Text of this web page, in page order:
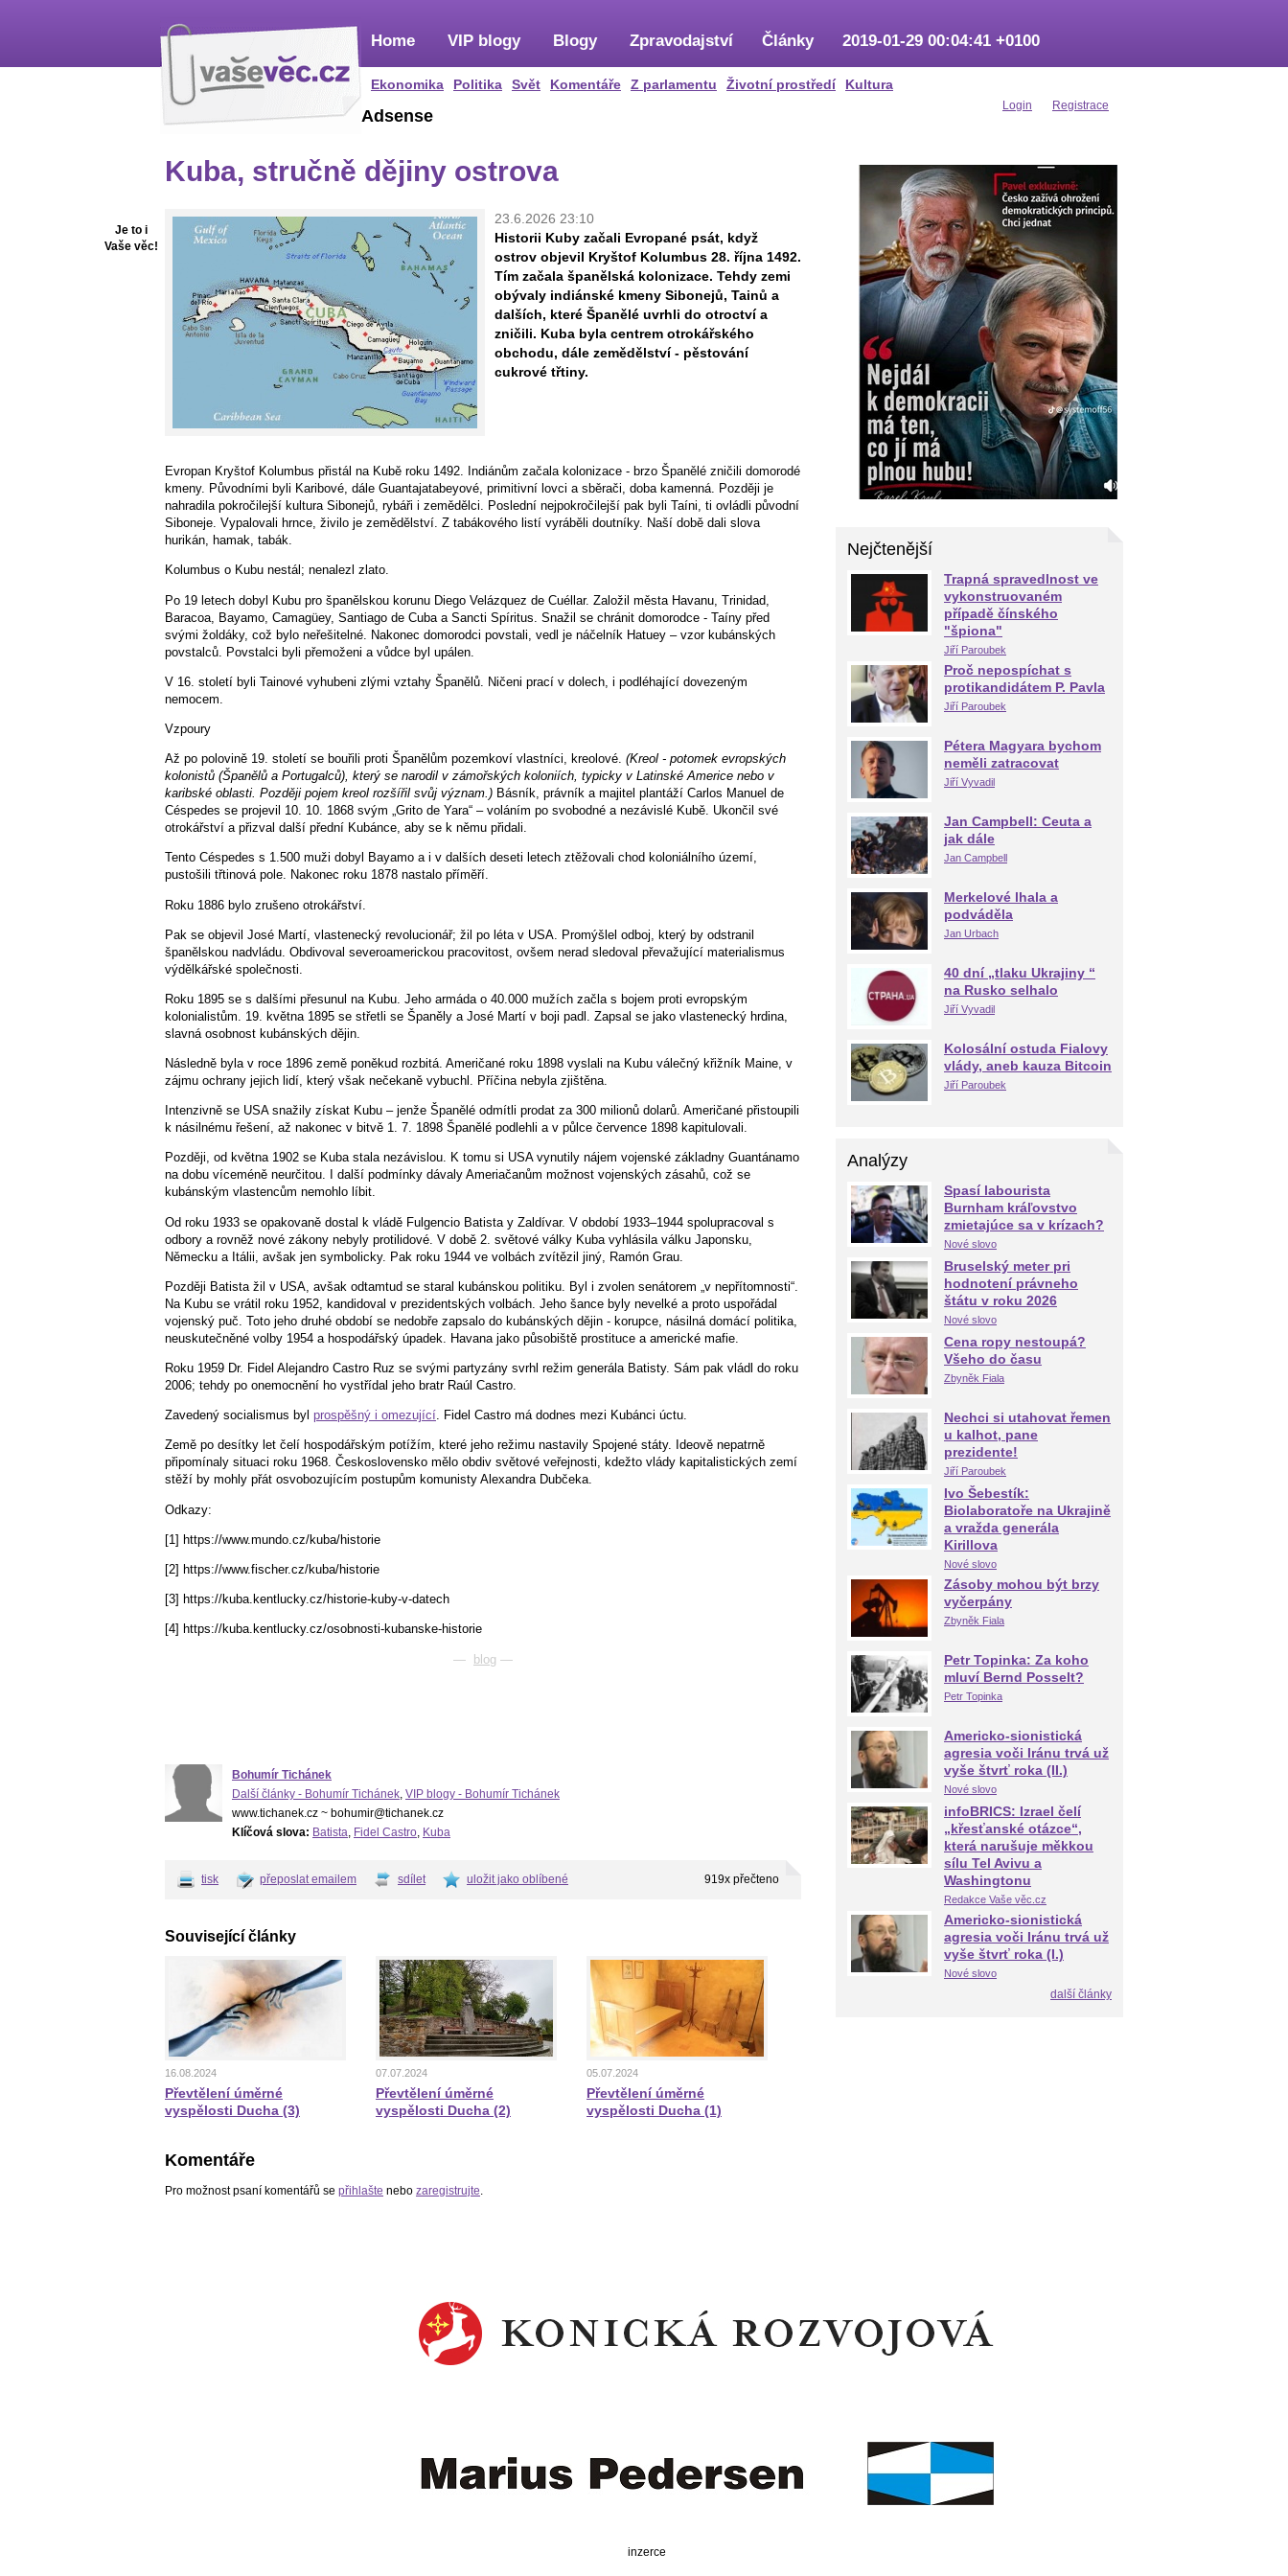
Home
Ekonomika Politika Svět Komentáře Z parlamentu Životní prostředí Kultura
VIP blogy Blogy Zpravodajství Články 2019-01-29 00:04:41 +0100
Login Registrace
Je to i
Vaše věc!
Adsense
Kuba, stručně dějiny ostrova
23.6.2026 23:10
Historii Kuby začali Evropané psát, když
ostrov objevil Kryštof Kolumbus 28. října 1492.
Tím začala španělská kolonizace. Tehdy zemi
obývaly indiánské kmeny Sibonejů, Tainů a
dalších, které Španělé uvrhli do otroctví a
zničili. Kuba byla centrem otrokářského
obchodu, dále zemědělství - pěstování
cukrové třtiny.
Evropan Kryštof Kolumbus přistál na Kubě roku 1492. Indiánům začala kolonizace - brzo Španělé zničili domorodé
kmeny. Původními byli Karibové, dále Guantajatabeyové, primitivní lovci a sběrači, doba kamenná. Později je
nahradila pokročilejší kultura Sibonejů, rybáři i zemědělci. Poslední nejpokročilejší pak byli Taíni, ti ovládli původní
Siboneje. Vypalovali hrnce, živilo je zemědělství. Z tabákového listí vyráběli doutníky. Naší době dali slova
hurikán, hamak, tabák.
Kolumbus o Kubu nestál; nenalezl zlato.
Po 19 letech dobyl Kubu pro španělskou korunu Diego Velázquez de Cuéllar. Založil města Havanu, Trinidad,
Baracoa, Bayamo, Camagüey, Santiago de Cuba a Sancti Spíritus. Snažil se chránit domorodce - Taíny před
svými žoldáky, což bylo neřešitelné. Nakonec domorodci povstali, vedl je náčelník Hatuey – vzor kubánských
povstalců. Povstalci byli přemoženi a vůdce byl upálen.
V 16. století byli Tainové vyhubeni zlými vztahy Španělů. Ničeni prací v dolech, i podléhající dovezeným
nemocem.
Vzpoury
Až po polovině 19. století se bouřili proti Španělům pozemkoví vlastníci, kreolové. (Kreol - potomek evropských
kolonistů (Španělů a Portugalců), který se narodil v zámořských koloniích, typicky v Latinské Americe nebo v
karibské oblasti. Později pojem kreol rozšířil svůj význam.) Básník, právník a majitel plantáží Carlos Manuel de
Céspedes se projevil 10. 10. 1868 svým „Grito de Yara“ – voláním po svobodné a nezávislé Kubě. Ukončil své
otrokářství a přizval další přední Kubánce, aby se k němu přidali.
Tento Céspedes s 1.500 muži dobyl Bayamo a i v dalších deseti letech ztěžovali chod koloniálního území,
pustošili třtinová pole. Nakonec roku 1878 nastalo příměří.
Roku 1886 bylo zrušeno otrokářství.
Pak se objevil José Martí, vlastenecký revolucionář; žil po léta v USA. Promýšlel odboj, který by odstranil
španělskou nadvládu. Obdivoval severoamerickou pracovitost, ovšem nerad sledoval převažující materialismus
výdělkářské společnosti.
Roku 1895 se s dalšími přesunul na Kubu. Jeho armáda o 40.000 mužích začla s bojem proti evropským
kolonialistům. 19. května 1895 se střetli se Španěly a José Martí v boji padl. Zapsal se jako vlastenecký hrdina,
slavná osobnost kubánských dějin.
Následně byla v roce 1896 země poněkud rozbitá. Američané roku 1898 vyslali na Kubu válečný křižník Maine, v
zájmu ochrany jejich lidí, který však nečekaně vybuchl. Příčina nebyla zjištěna.
Intenzivně se USA snažily získat Kubu – jenže Španělé odmítli prodat za 300 milionů dolarů. Američané přistoupili
k násilnému řešení, až nakonec v bitvě 1. 7. 1898 Španělé podlehli a v půlce července 1898 kapitulovali.
Později, od května 1902 se Kuba stala nezávislou. K tomu si USA vynutily nájem vojenské základny Guantánamo
na dobu víceméně neurčitou. I další podmínky dávaly Ameriačanům možnost vojenských zásahů, což se
kubánským vlastencům nemohlo líbit.
Od roku 1933 se opakovaně dostal k vládě Fulgencio Batista y Zaldívar. V období 1933–1944 spolupracoval s
odbory a rovněž nové zákony nebyly protilidové. V době 2. světové války Kuba vyhlásila válku Japonsku,
Německu a Itálii, avšak jen symbolicky. Pak roku 1944 ve volbách zvítězil jiný, Ramón Grau.
Později Batista žil v USA, avšak odtamtud se staral kubánskou politiku. Byl i zvolen senátorem „v nepřítomnosti“.
Na Kubu se vrátil roku 1952, kandidoval v prezidentských volbách. Jeho šance byly nevelké a proto uspořádal
vojenský puč. Toto jeho druhé období se nedobře zapsalo do kubánských dějin - korupce, násilná domácí politika,
neuskutečněné volby 1954 a hospodářský úpadek. Havana jako působiště prostituce a americké mafie.
Roku 1959 Dr. Fidel Alejandro Castro Ruz se svými partyzány svrhl režim generála Batisty. Sám pak vládl do roku
2006; tehdy po onemocnění ho vystřídal jeho bratr Raúl Castro.
Zavedený socialismus byl prospěšný i omezující. Fidel Castro má dodnes mezi Kubánci úctu.
Země po desítky let čelí hospodářským potížím, které jeho režimu nastavily Spojené státy. Ideově nepatrně
připomínaly situaci roku 1968. Československo mělo obdiv světové veřejnosti, kdežto vlády kapitalistických zemí
stěží by mohly přát osvobozujícím postupům komunisty Alexandra Dubčeka.
Odkazy:
[1] https://www.mundo.cz/kuba/historie
[2] https://www.fischer.cz/kuba/historie
[3] https://kuba.kentlucky.cz/historie-kuby-v-datech
[4] https://kuba.kentlucky.cz/osobnosti-kubanske-historie
— blog —
Bohumír Tichánek
Další články - Bohumír Tichánek, VIP blogy - Bohumír Tichánek
www.tichanek.cz ~ bohumir@tichanek.cz
Klíčová slova: Batista, Fidel Castro, Kuba
tisk přeposlat emailem sdílet uložit jako oblíbené 919x přečteno
Související články
16.08.2024
Převtělení úměrné
vyspělosti Ducha (3)
07.07.2024
Převtělení úměrné
vyspělosti Ducha (2)
05.07.2024
Převtělení úměrné
vyspělosti Ducha (1)
Komentáře
Pro možnost psaní komentářů se přihlašte nebo zaregistrujte.
Nejčtenější
Trapná spravedlnost ve
vykonstruovaném
případě čínského
"špiona"
Jiří Paroubek
Proč nepospíchat s
protikandidátem P. Pavla
Jiří Paroubek
Pétera Magyara bychom
neměli zatracovat
Jiří Vyvadil
Jan Campbell: Ceuta a
jak dále
Jan Campbell
Merkelové lhala a
podváděla
Jan Urbach
40 dní „tlaku Ukrajiny “
na Rusko selhalo
Jiří Vyvadil
Kolosální ostuda Fialovy
vlády, aneb kauza Bitcoin
Jiří Paroubek
Analýzy
Spasí labourista
Burnham kráľovstvo
zmietajúce sa v krízach?
Nové slovo
Bruselský meter pri
hodnotení právneho
štátu v roku 2026
Nové slovo
Cena ropy nestoupá?
Všeho do času
Zbyněk Fiala
Nechci si utahovat řemen
u kalhot, pane
prezidente!
Jiří Paroubek
Ivo Šebestík:
Biolaboratoře na Ukrajině
a vražda generála
Kirillova
Nové slovo
Zásoby mohou být brzy
vyčerpány
Zbyněk Fiala
Petr Topinka: Za koho
mluví Bernd Posselt?
Petr Topinka
Americko-sionistická
agresia voči Iránu trvá už
vyše štvrť roka (II.)
Nové slovo
infoBRICS: Izrael čelí
„křesťanské otázce“,
která narušuje měkkou
sílu Tel Avivu a
Washingtonu
Redakce Vaše věc.cz
Americko-sionistická
agresia voči Iránu trvá už
vyše štvrť roka (I.)
Nové slovo
další články
inzerce